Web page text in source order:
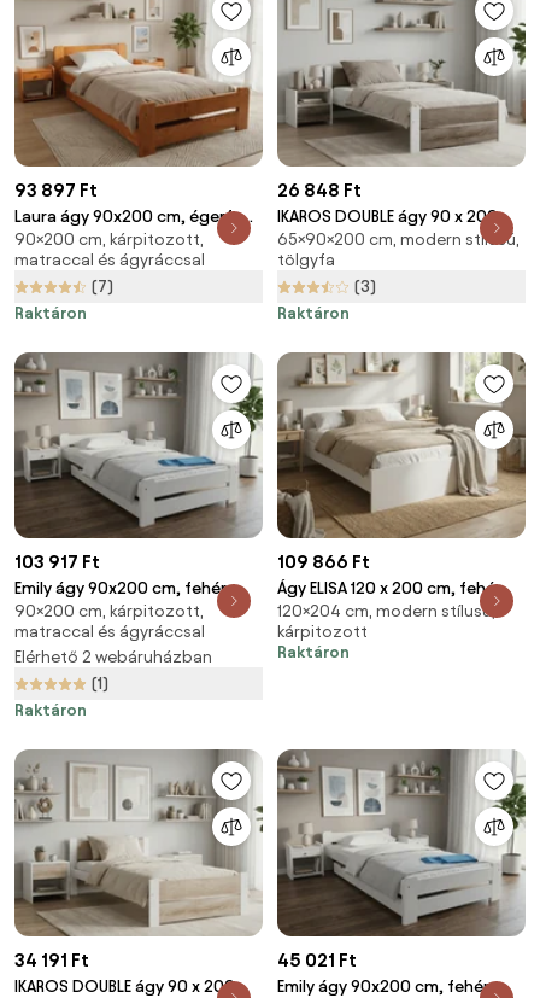
93 897 Ft
Laura ágy 90x200 cm, égerfa
Ágyrács: Léces ágyrács,
Matrac: Sommera 18 cm matrac
90×200 cm, kárpitozott,
matraccal és ágyráccsal
(7)
Raktáron
26 848 Ft
IKAROS DOUBLE ágy 90 x 200
cm, fehér/trüffel tölgy Ágyrács:
Ágyrács nélkül, Matrac: Matrac
nélkül
65×90×200 cm, modern stílusú,
tölgyfa
(3)
Raktáron
103 917 Ft
Emily ágy 90x200 cm, fehér
Ágyrács: Léces ágyrács,
Matrac: Coco Maxi 20 cm
matrac
90×200 cm, kárpitozott,
matraccal és ágyráccsal
Elérhető 2 webáruházban
(1)
Raktáron
109 866 Ft
Ágy ELISA 120 x 200 cm, fehér
Ágyrács: Lamellás ágyrács,
Matrac: Sommera 18 cm matrac
120×204 cm, modern stílusú,
kárpitozott
Raktáron
34 191 Ft
IKAROS DOUBLE ágy 90 x 200
45 021 Ft
Emily ágy 90x200 cm, fehér